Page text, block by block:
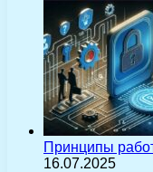
Принципы
16.07.2025